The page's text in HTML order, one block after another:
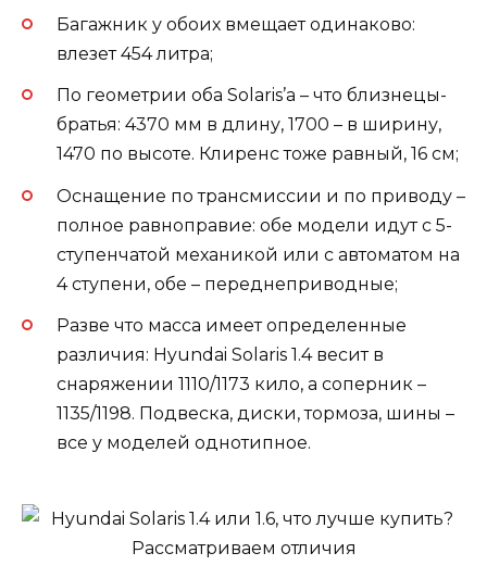
Багажник у обоих вмещает одинаково:
влезет 454 литра;
По геометрии оба Solaris’a – что близнецы-
братья: 4370 мм в длину, 1700 – в ширину,
1470 по высоте. Клиренс тоже равный, 16 см;
Оснащение по трансмиссии и по приводу –
полное равноправие: обе модели идут с 5-
ступенчатой механикой или с автоматом на
4 ступени, обе – переднеприводные;
Разве что масса имеет определенные
различия: Hyundai Solaris 1.4 весит в
снаряжении 1110/1173 кило, а соперник –
1135/1198. Подвеска, диски, тормоза, шины –
все у моделей однотипное.